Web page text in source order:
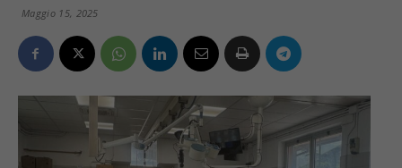
Maggio 15, 2025